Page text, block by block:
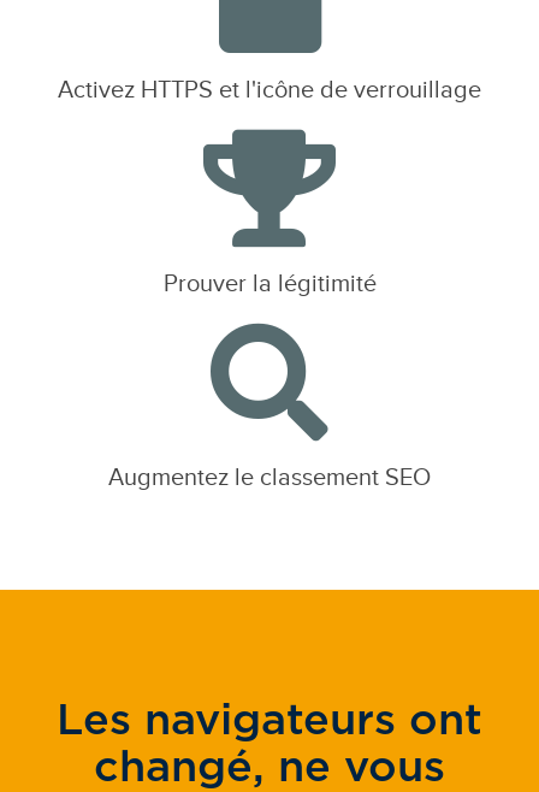
Activez HTTPS et l'icône de verrouillage
Prouver la légitimité
Augmentez le classement SEO
Les navigateurs ont
changé, ne vous